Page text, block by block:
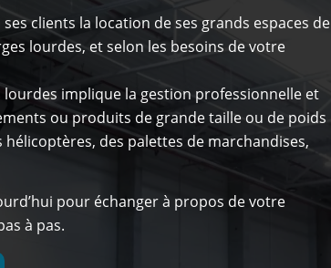
clients la location de ses grands espaces de
lourdes, et selon les besoins de votre
lourdes implique la gestion professionnelle et
ou produits de grande taille ou de poids
hélicoptères, des palettes de marchandises,
pour échanger à propos de votre
à pas.